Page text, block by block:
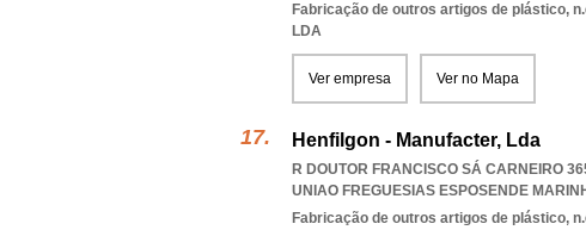
Fabricação de outros artigos de plástico,
LDA
Ver empresa Ver no Mapa
Henfilgon - Manufacter, Lda
R DOUTOR FRANCISCO SÁ CARNEIRO
UNIAO FREGUESIAS ESPOSENDE
Fabricação de outros artigos de plástico,